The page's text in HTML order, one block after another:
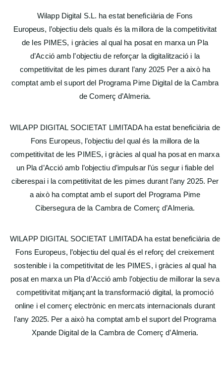
Wilapp Digital S.L. ha estat beneficiària de Fons
Europeus, l’objectiu dels quals és la millora de la competitivitat
de les PIMES, i gràcies al qual ha posat en marxa un Pla
d’Acció amb l’objectiu de reforçar la digitalització i la
competitivitat de les pimes durant l’any 2025 Per a això ha
comptat amb el suport del Programa Pime Digital de la Cambra
de Comerç d’Almeria.
WILAPP DIGITAL SOCIETAT LIMITADA ha estat beneficiària de
Fons Europeus, l’objectiu del qual és la millora de la
competitivitat de les PIMES, i gràcies al qual ha posat en marxa
un Pla d’Acció amb l’objectiu d’impulsar l’ús segur i fiable del
ciberespai i la competitivitat de les pimes durant l’any 2025. Per
a això ha comptat amb el suport del Programa Pime
Cibersegura de la Cambra de Comerç d’Almeria.
WILAPP DIGITAL SOCIETAT LIMITADA ha estat beneficiària de
Fons Europeus, l’objectiu del qual és el reforç del creixement
sostenible i la competitivitat de les PIMES, i gràcies al qual ha
posat en marxa un Pla d’Acció amb l’objectiu de millorar la seva
competitivitat mitjançant la transformació digital, la promoció
online i el comerç electrònic en mercats internacionals durant
l’any 2025. Per a això ha comptat amb el suport del Programa
Xpande Digital de la Cambra de Comerç d’Almeria.